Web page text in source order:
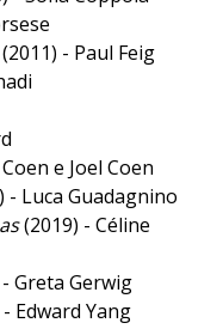
(2011) - Paul Feig
e Joel Coen
- Luca Guadagnino
(2019) - Céline
Greta Gerwig
Edward Yang